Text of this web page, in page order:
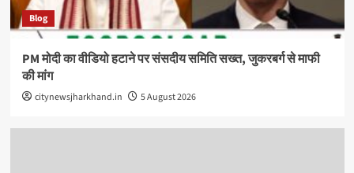
Blog
PM मोदी का वीडियो हटाने पर संसदीय समिति सख्त, जुकरबर्ग से माफी
की मांग
citynewsjharkhand.in 5 August 2026